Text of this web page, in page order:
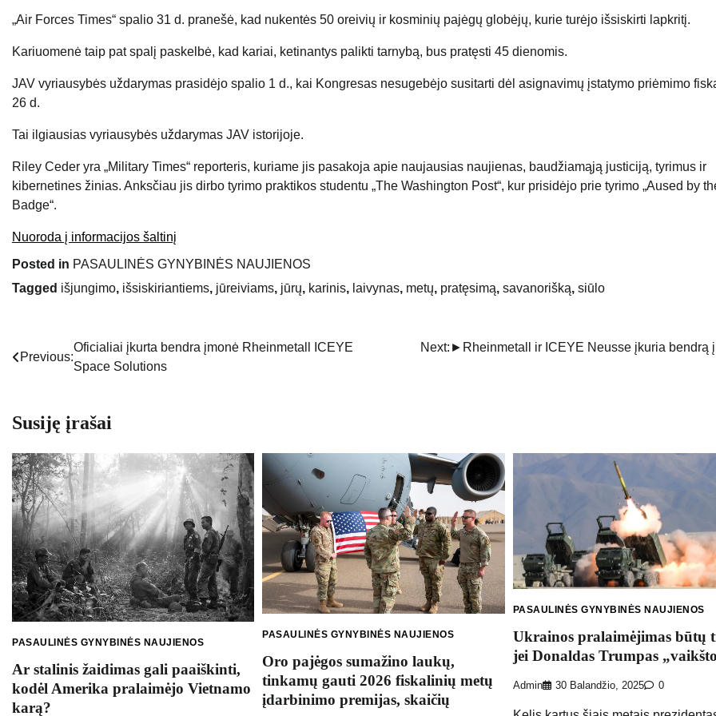
„Air Forces Times“ spalio 31 d. pranešė, kad nukentės 50 oreivių ir kosminių pajėgų globėjų, kurie turėjo išsiskirti lapkritį.
Kariuomenė taip pat spalį paskelbė, kad kariai, ketinantys palikti tarnybą, bus pratęsti 45 dienomis.
JAV vyriausybės uždarymas prasidėjo spalio 1 d., kai Kongresas nesugebėjo susitarti dėl asignavimų įstatymo priėmimo
26 d.
Tai ilgiausias vyriausybės uždarymas JAV istorijoje.
Riley Ceder yra „Military Times“ reporteris, kuriame jis pasakoja apie naujausias naujienas, baudžiamąją justiciją, tyrimus ir
kibernetines žinias. Anksčiau jis dirbo tyrimo praktikos studentu „The Washington Post“, kur prisidėjo prie tyrimo „Aused by
Badge“.
Nuoroda į informacijos šaltinį
Posted in PASAULINĖS GYNYBINĖS NAUJIENOS
Tagged išjungimo, išsiskiriantiems, jūreiviams, jūrų, karinis, laivynas, metų, pratęsimą, savanorišką, siūlo
Navigacija
Previous:
Oficialiai įkurta bendra įmonė Rheinmetall ICEYE
Space Solutions
Next: ►Rheinmetall ir ICEYE Neusse įkuria bendrą
Susiję įrašai
PASAULINĖS GYNYBINĖS NAUJIENOS
Ar stalinis žaidimas gali paaiškinti,
kodėl Amerika pralaimėjo Vietnamo
karą?
PASAULINĖS GYNYBINĖS NAUJIENOS
Oro pajėgos sumažino laukų,
tinkamų gauti 2026 fiskalinių metų
įdarbinimo premijas, skaičių
PASAULINĖS GYNYBINĖS NAUJIENOS
Ukrainos pralaimėjimas būtų
jei Donaldas Trumpas
Admin 30 Balandžio, 2025 0